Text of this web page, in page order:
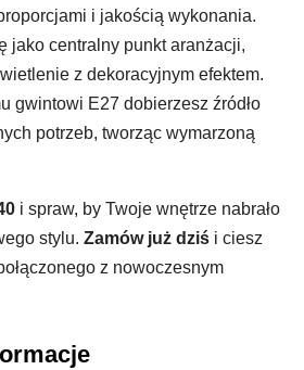
i jakością wykonania.
jako centralny punkt aranżacji,
z dekoracyjnym efektem.
gwintowi E27 dobierzesz źródło
potrzeb, tworząc wymarzoną
i spraw, by Twoje wnętrze nabrało
stylu. Zamów już dziś i ciesz
z nowoczesnym